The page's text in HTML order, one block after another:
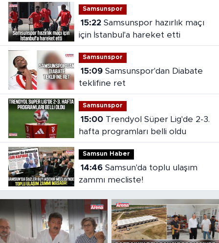
Samsunspor
15:22Samsunspor hazırlık maçı
için İstanbul'a hareket etti
Samsunspor
15:09Samsunspor'dan Diabate
teklifine ret
Samsunspor
15:00Trendyol Süper Lig'de 2-3.
hafta programları belli oldu
Samsun Haber
14:46Samsun'da toplu ulaşım
zammı mecliste!